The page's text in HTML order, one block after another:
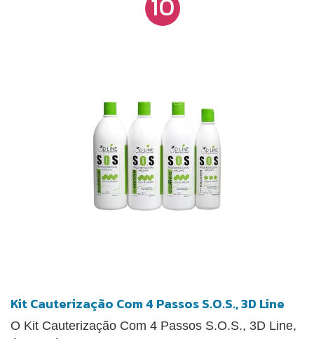
Kit Cauterização Com 4 Passos S.O.S., 3D Line
O Kit Cauterização Com 4 Passos S.O.S., 3D Line,